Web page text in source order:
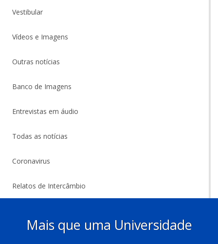
Vestibular
Vídeos e Imagens
Outras notícias
Banco de Imagens
Entrevistas em áudio
Todas as notícias
Coronavirus
Relatos de Intercâmbio
Mais que uma Universidade